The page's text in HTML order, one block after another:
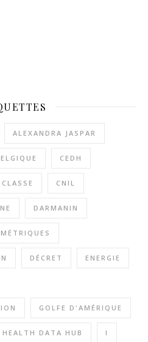
ALEXANDRA JASPAR
CEDH
CLASSE CNIL
DARMANIN
DÉCRET ENERGIE
GOLFE D'AMÉRIQUE
HEALTH DATA HUB I